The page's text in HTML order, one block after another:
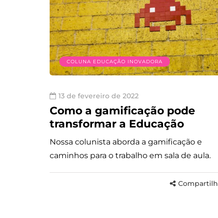
COLUNA EDUCAÇÃO INOVADORA
13 de fevereiro de 2022
Como a gamificação pode
transformar a Educação
Nossa colunista aborda a gamificação e
caminhos para o trabalho em sala de aula.